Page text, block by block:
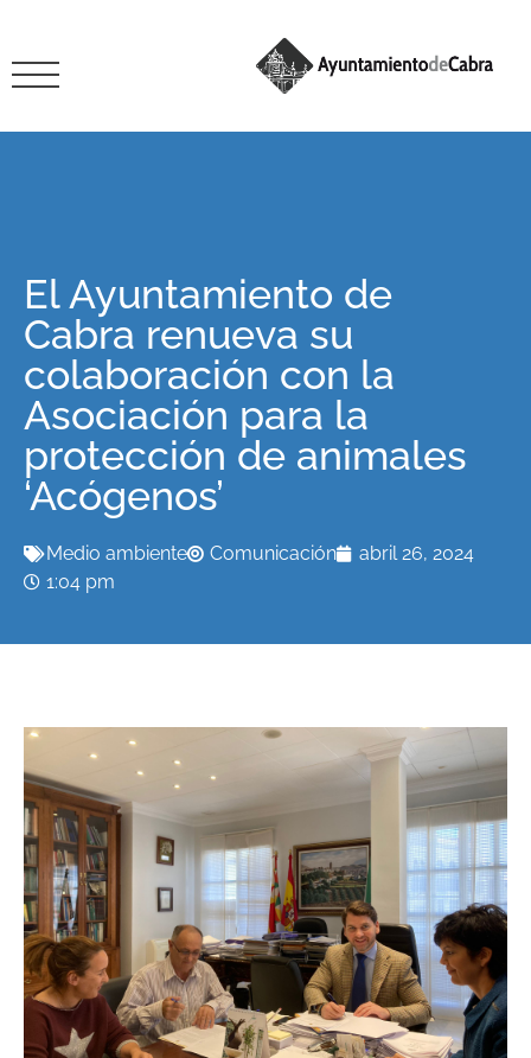
El Ayuntamiento de
Cabra renueva su
colaboración con la
Asociación para la
protección de animales
‘Acógenos’
Medio ambiente Comunicación
abril 26, 2024
1:04 pm